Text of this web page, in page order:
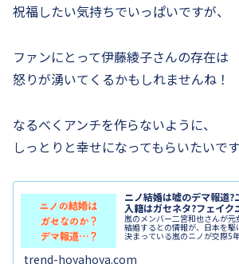
祝福したい気持ちでいっぱいですが、
ファンにとって伊藤綾子さんの存在は
怒りが湧いてくるかもしれませんね！
なるべくアンチを作らないように、
しっとりと幸せになってもらいたいです
ニノ結婚は嘘のデマ報道
入籍はガセネタ?フェイク
嵐のメンバー二宮和也さんが
結婚するとの情報が、日本を
決まっている嵐のニノが交際5
trend-hoyahoya.com